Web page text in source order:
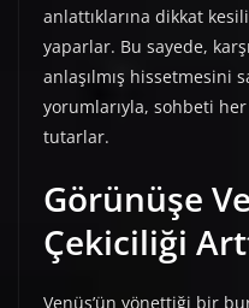
anlattıklarına dikkat
yaparlar. Bu sayede,
anlaşılmış hissetmesini
yorumlarıyla, sohbeti
tutarlar.
Görünüşe
Çekiciliği
Venüs’ün yönettiği bir